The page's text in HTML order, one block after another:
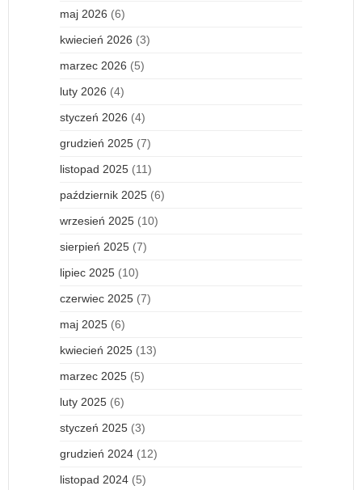
maj 2026 (6)
kwiecień 2026 (3)
marzec 2026 (5)
luty 2026 (4)
styczeń 2026 (4)
grudzień 2025 (7)
listopad 2025 (11)
październik 2025 (6)
wrzesień 2025 (10)
sierpień 2025 (7)
lipiec 2025 (10)
czerwiec 2025 (7)
maj 2025 (6)
kwiecień 2025 (13)
marzec 2025 (5)
luty 2025 (6)
styczeń 2025 (3)
grudzień 2024 (12)
listopad 2024 (5)